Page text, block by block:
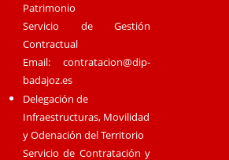
Patrimonio
Servicio de Gestión
Contractual
Email:contratacion@dip-
badajoz.es
Delegación de
Infraestructuras, Movilidad
y Odenación del Territorio
Servicio de Contratación y